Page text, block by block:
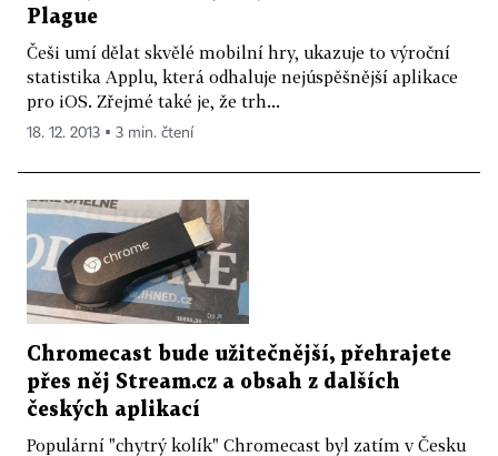
Plague
Češi umí dělat skvělé mobilní hry, ukazuje to výroční
statistika Applu, která odhaluje nejúspěšnější aplikace
pro iOS. Zřejmé také je, že trh...
18. 12. 2013 ▪ 3 min. čtení
Chromecast bude užitečnější, přehrajete
přes něj Stream.cz a obsah z dalších
českých aplikací
Populární "chytrý kolík" Chromecast byl zatím v Česku